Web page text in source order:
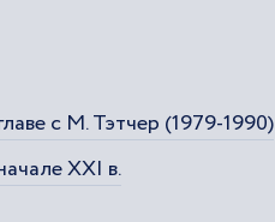
с М. Тэтчер (1979-1990)
XXI в.